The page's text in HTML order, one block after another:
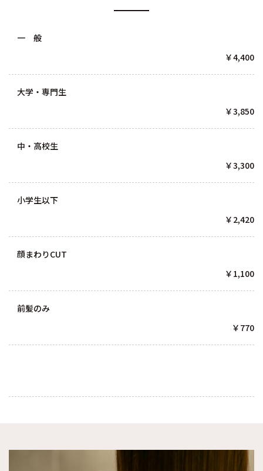
一 般
￥4,400
大学・専門生
￥3,850
中・高校生
￥3,300
小学生以下
￥2,420
顔まわりCUT
￥1,100
前髪のみ
￥770